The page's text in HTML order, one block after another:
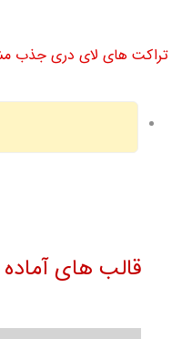
تراکت های لای دری جذب
قالب های